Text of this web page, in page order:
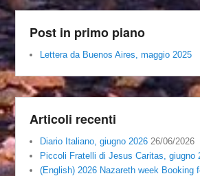
Post in primo piano
Lettera da Buenos Aires, maggio 2025
Articoli recenti
Diario Italiano, giugno 2026 26/06/2026
Piccoli Fratelli di Jesus Caritas, giugno
(English) 2026 Nazareth week Booking